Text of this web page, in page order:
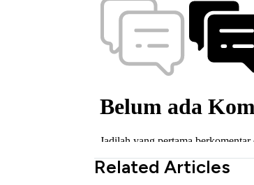
Related Articles